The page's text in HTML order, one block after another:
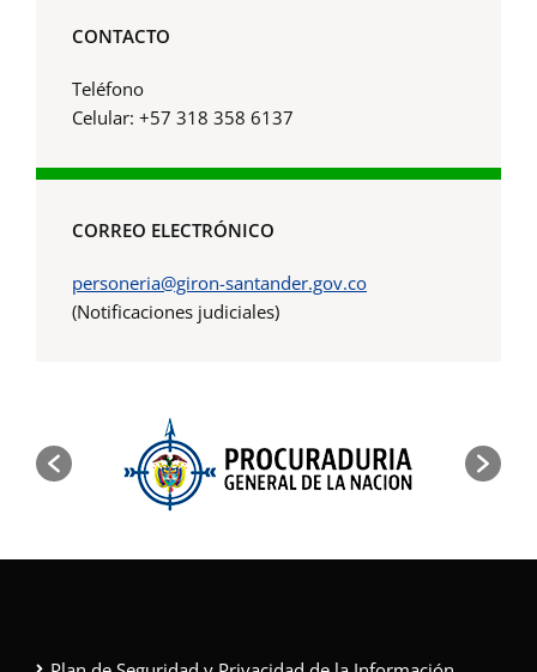
CONTACTO
Teléfono
Celular: +57 318 358 6137
CORREO ELECTRÓNICO
personeria@giron-santander.gov.co
(Notificaciones judiciales)